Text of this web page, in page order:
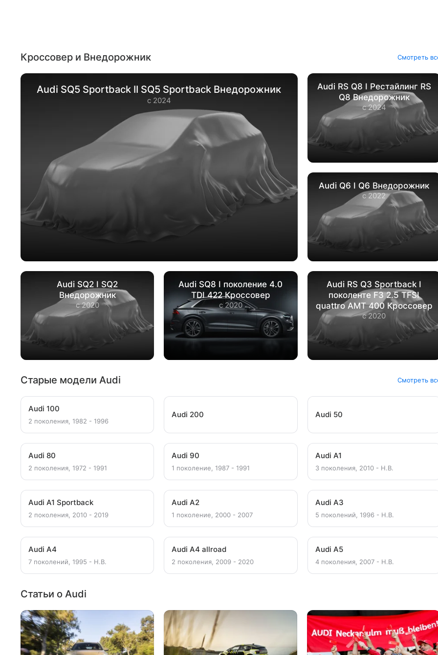
Кроссовер и Внедорожник Смотреть
Audi SQ5 Sportback II SQ5 Sportback Внедорожник
с 2024
Audi RS Q8 I Рестайлинг RS
Q8 Внедорожник
с 2024
Audi Q6 I Q6 Внедорожник
с 2022
Audi SQ2 I SQ2
Внедорожник
с 2020
Audi SQ8 I поколение 4.0
TDI 422 Кроссовер
с 2020
Audi RS Q3 Sportback I
поколенте F3 2.5 TFSI
quattro AMT 400 Кроссовер
с 2020
Старые модели Audi Смотреть
Audi 100
2 поколения, 1982 - 1996
Audi 200 Audi 50
Audi 80
2 поколения, 1972 - 1991
Audi 90
1 поколение, 1987 - 1991
Audi A1
3 поколения, 2010 - Н.В.
Audi A1 Sportback
2 поколения, 2010 - 2019
Audi A2
1 поколение, 2000 - 2007
Audi A3
5 поколений, 1996 - Н.В.
Audi A4
7 поколений, 1995 - Н.В.
Audi A4 allroad
2 поколения, 2009 - 2020
Audi A5
4 поколения, 2007 - Н.В.
Статьи о Audi